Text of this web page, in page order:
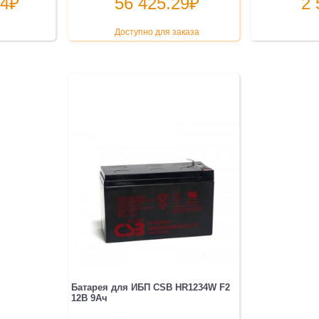
Доступно для заказа
Батарея для ИБП CSB HR1234W F2
12В 9Ач